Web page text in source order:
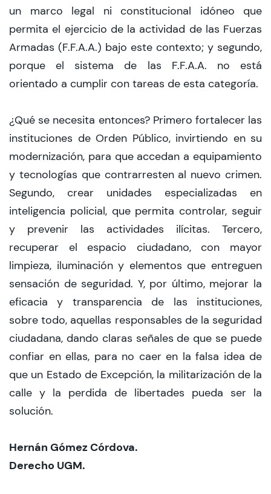
un marco legal ni constitucional idóneo que
permita el ejercicio de la actividad de las Fuerzas
Armadas (F.F.A.A.) bajo este contexto; y segundo,
porque el sistema de las F.F.A.A. no está
orientado a cumplir con tareas de esta categoría.
¿Qué se necesita entonces? Primero fortalecer las
instituciones de Orden Público, invirtiendo en su
modernización, para que accedan a equipamiento
y tecnologías que contrarresten al nuevo crimen.
Segundo, crear unidades especializadas en
inteligencia policial, que permita controlar, seguir
y prevenir las actividades ilícitas. Tercero,
recuperar el espacio ciudadano, con mayor
limpieza, iluminación y elementos que entreguen
sensación de seguridad. Y, por último, mejorar la
eficacia y transparencia de las instituciones,
sobre todo, aquellas responsables de la seguridad
ciudadana, dando claras señales de que se puede
confiar en ellas, para no caer en la falsa idea de
que un Estado de Excepción, la militarización de la
calle y la perdida de libertades pueda ser la
solución.
Hernán Gómez Córdova.
Derecho UGM.